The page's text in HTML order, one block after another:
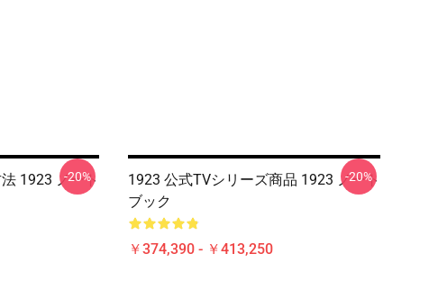
1923 ノート
-20%
1923 公式TVシリーズ商品 1923 ノート
ブック
￥374,390 - ￥413,250
-20%